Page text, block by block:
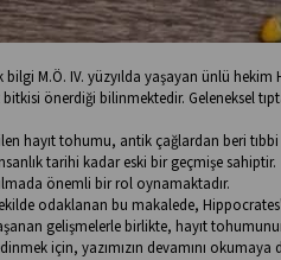
bilgi M.Ö. IV. yüzyılda yaşayan ünlü
önerdiği bilinmektedir. Geleneksel
hayıt tohumu, antik çağlardan beri
tarihi kadar eski bir geçmişe sahiptir.
önemli bir rol oynamaktadır.
odaklanan bu makalede,
gelişmelerle birlikte, hayıt
için, yazımızın devamını okumaya